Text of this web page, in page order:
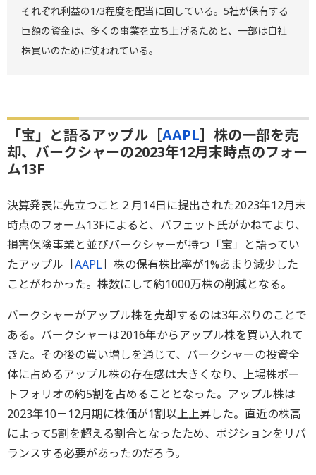
それぞれ利益の1/3程度を配当に回している。5社が保有する
巨額の資金は、多くの事業を立ち上げるためと、一部は自社
株買いのために使われている。
「宝」と語るアップル［AAPL］株の一部を売
却、バークシャーの2023年12月末時点のフォー
ム13F
決算発表に先立つこと２月14日に提出された2023年12月末
時点のフォーム13Fによると、バフェット氏がかねてより、
損害保険事業と並びバークシャーが持つ「宝」と語ってい
たアップル［AAPL］株の保有株比率が1%あまり減少した
ことがわかった。株数にして約1000万株の削減となる。
バークシャーがアップル株を売却するのは3年ぶりのことで
ある。バークシャーは2016年からアップル株を買い入れて
きた。その後の買い増しを通じて、バークシャーの投資全
体に占めるアップル株の存在感は大きくなり、上場株ポー
トフォリオの約5割を占めることとなった。アップル株は
2023年10－12月期に株価が1割以上上昇した。直近の株高
によって5割を超える割合となったため、ポジションをリバ
ランスする必要があったのだろう。